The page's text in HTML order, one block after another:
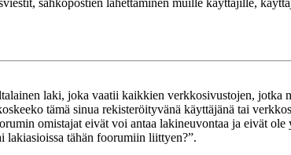
sähköpostien lähettäminen muille käyttäjille,
laki, joka vaatii kaikkien verkkosivustojen, jotka
tämä sinua rekisteröityvänä käyttäjänä tai
omistajat eivät voi antaa lakineuvontaa ja eivät
lakiasioissa tähän foorumiin liittyen?”.